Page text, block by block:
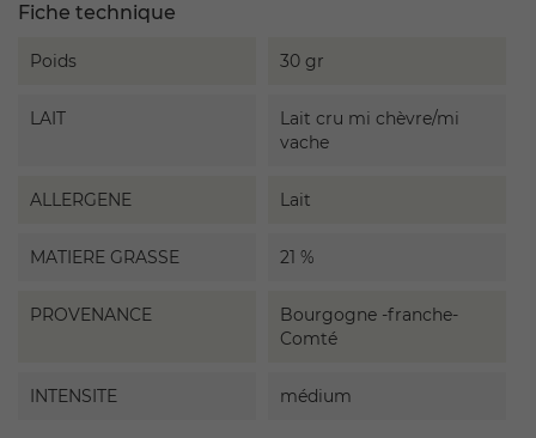
Fiche technique
Poids 30 gr
LAIT
Lait cru mi chèvre/mi
vache
ALLERGENE Lait
MATIERE GRASSE 21 %
PROVENANCE
Bourgogne -franche-
Comté
INTENSITE médium